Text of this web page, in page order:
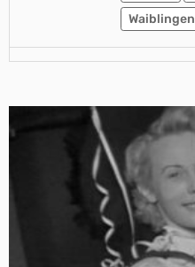
Waiblingen